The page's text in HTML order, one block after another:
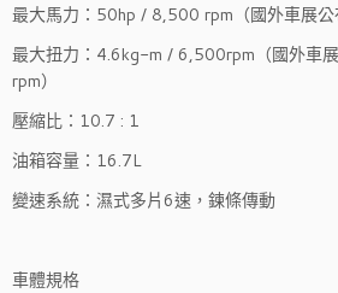
最大馬力：50hp / 8,500 rpm（國外車展
最大扭力：4.6kg-m / 6,500rpm（國外車
rpm）
壓縮比：10.7 : 1
油箱容量：16.7L
變速系統：濕式多片6速，鍊條傳動
車體規格